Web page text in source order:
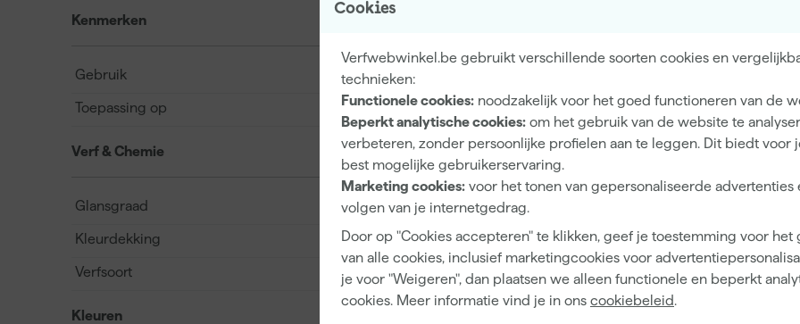
Cookies
Verfwebwinkel.be gebruikt verschillende soorten cookies en
technieken:
Functionele cookies: noodzakelijk voor het goed functioneren van de
Beperkt analytische cookies: om het gebruik van de website te
verbeteren, zonder persoonlijke profielen aan te leggen. Dit biedt voor
best mogelijke gebruikerservaring.
Marketing cookies: voor het tonen van gepersonaliseerde advertenties
volgen van je internetgedrag.
Door op "Cookies accepteren" te klikken, geef je toestemming voor het
van alle cookies, inclusief marketingcookies voor
je voor "Weigeren", dan plaatsen we alleen functionele en beperkt
cookies. Meer informatie vind je in ons cookiebeleid.
Kenmerken
Gebruik
Toepassing op Hout, Muren
Verf & Chemie
Glansgraad
Kleurdekking Dekkend
Verfsoort Waterbasis (acryl)
Kleuren